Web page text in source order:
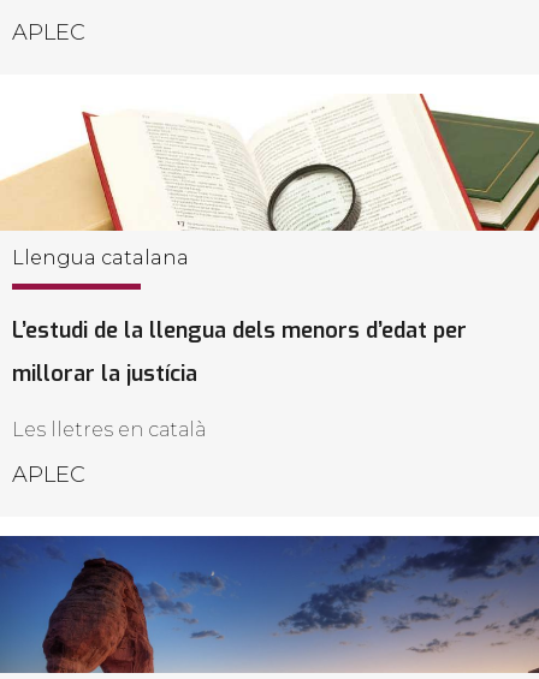
APLEC
Llengua catalana
L’estudi de la llengua dels menors d’edat per
millorar la justícia
Les lletres en català
APLEC